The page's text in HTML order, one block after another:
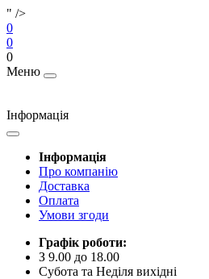
" />
0
0
0
Меню
Інформація
Інформація
Про компанію
Доставка
Оплата
Умови згоди
Графік роботи:
З 9.00 до 18.00
Субота та Неділя вихідні